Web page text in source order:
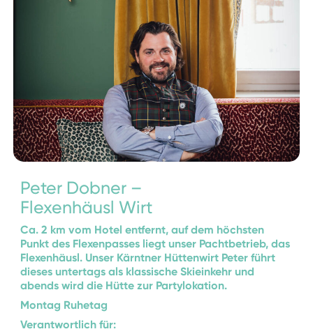
Peter Dobner –
Flexenhäusl Wirt
Ca. 2 km vom Hotel entfernt, auf dem höchsten
Punkt des Flexenpasses liegt unser Pachtbetrieb, das
Flexenhäusl. Unser Kärntner Hüttenwirt Peter führt
dieses untertags als klassische Skieinkehr und
abends wird die Hütte zur Partylokation.
Montag Ruhetag
Verantwortlich für: